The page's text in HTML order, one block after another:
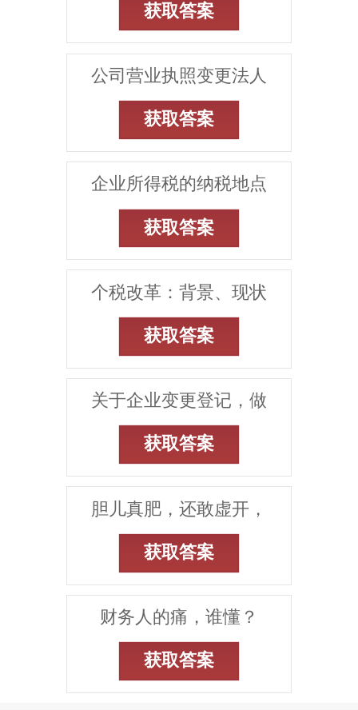
获取答案
公司营业执照变更法人
获取答案
企业所得税的纳税地点
获取答案
个税改革：背景、现状
获取答案
关于企业变更登记，做
获取答案
胆儿真肥，还敢虚开，
获取答案
财务人的痛，谁懂？
获取答案